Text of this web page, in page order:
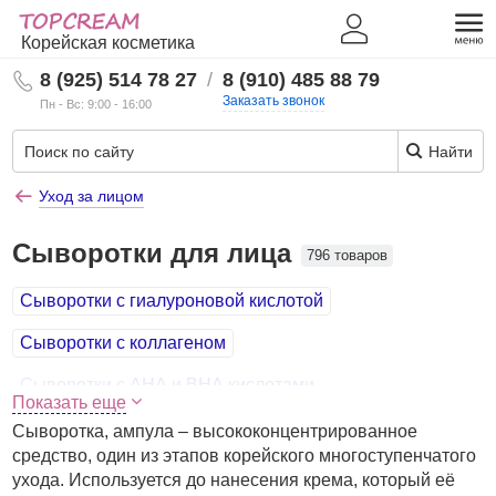
Корейская косметика
8 (925) 514 78 27
Пн - Вс: 9:00 - 16:00
/ 8 (910) 485 88 79
Заказать звонок
Найти
Уход за лицом
Сыворотки для лица 796 товаров
Сыворотки с гиалуроновой кислотой
Сыворотки с коллагеном
Сыворотки с АНА и ВНА кислотами
Сыворотки с пептидами и плацентой
Обновляющие сыворотки для сияния кожи лица
Показать еще
Сыворотка, ампула – высококонцентрированное
средство, один из этапов корейского многоступенчатого
ухода. Используется до нанесения крема, который её